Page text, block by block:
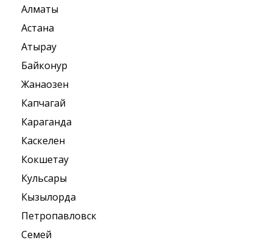
Алматы
Астана
Атырау
Байконур
Жанаозен
Капчагай
Караганда
Каскелен
Кокшетау
Кульсары
Кызылорда
Петропавловск
Семей